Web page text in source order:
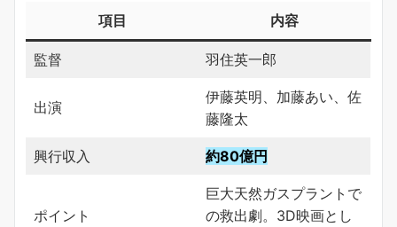
項目 内容
監督 羽住英一郎
出演
伊藤英明、加藤あい、佐
藤隆太
興行収入 約80億円
ポイント
巨大天然ガスプラントで
の救出劇。3D映画とし